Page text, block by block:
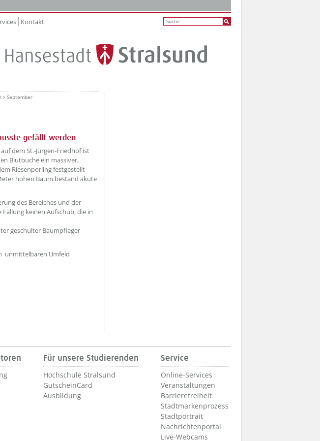
Kontakt
September
gefällt werden
titel ???
dem St.-Jürgen-Friedhof ist
Blutbuche ein massiver,
Riesenporling festgestellt
hohen Baum bestand akute
des Bereiches und der
keinen Aufschub, die in
geschulter Baumpfleger
unmittelbaren Umfeld
Für unsere Studierenden
Hochschule Stralsund
GutscheinCard
Ausbildung
Service
Online-Services
Veranstaltungen
Barrierefreiheit
Stadtmarkenprozess
Stadtportrait
Nachrichtenportal
Live-Webcams